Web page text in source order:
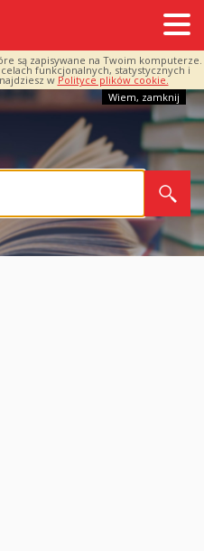
są zapisywane na Twoim komputerze.
funkcjonalnych, statystycznych i
w Polityce plików cookie.
Wiem, zamknij